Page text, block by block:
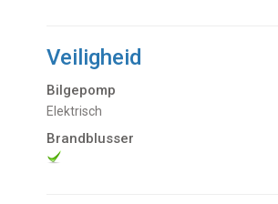
Veiligheid
Bilgepomp
Elektrisch
Brandblusser